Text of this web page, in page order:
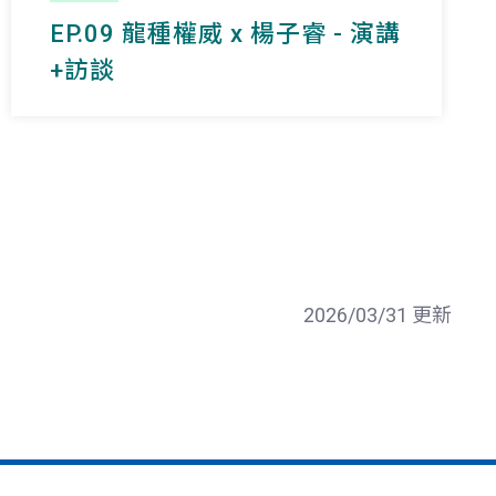
EP.09 龍種權威 x 楊子睿 - 演講
+訪談
2026/03/31 更新